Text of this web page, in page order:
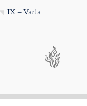
IX – Varia